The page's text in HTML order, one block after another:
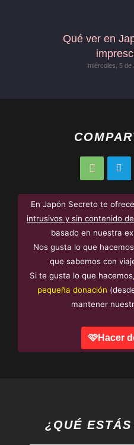
Qué ver en
miércoles, 5 de
En Japón Secreto te
intrusivos y sin contenido
basado en nuestra
Nos gusta lo que
que sabemos con
Si te gusta lo que hacemos,
pequeña donación
mantener
🩷Hacer
¿QUÉ